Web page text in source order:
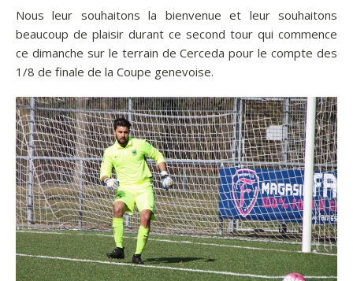
Nous leur souhaitons la bienvenue et leur souhaitons
beaucoup de plaisir durant ce second tour qui commence
ce dimanche sur le terrain de Cerceda pour le compte des
1/8 de finale de la Coupe genevoise.